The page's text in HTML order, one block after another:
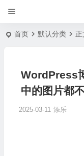
首页 默认分类 正
WordPress
中的图片都
2025-03-11 添乐